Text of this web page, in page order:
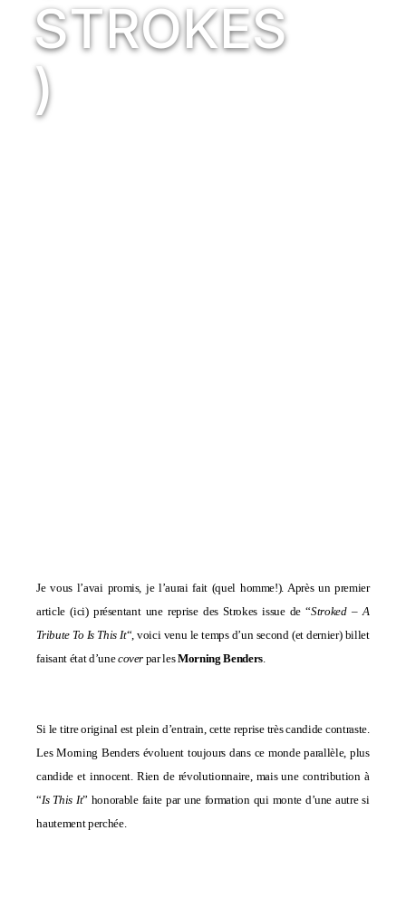
STROKES
)
Je vous l’avai promis, je l’aurai fait (quel homme!). Après un premier
article (ici) présentant une reprise des Strokes issue de “Stroked – A
Tribute To Is This It“, voici venu le temps d’un second (et dernier) billet
faisant état d’unecover par lesMorning Benders.
Si le titre original est plein d’entrain, cette reprise très candide contraste.
Les Morning Benders évoluent toujours dans ce monde parallèle, plus
candide et innocent. Rien de révolutionnaire, mais une contribution à
“Is This It” honorable faite par une formation qui monte d’une autre si
hautement perchée.